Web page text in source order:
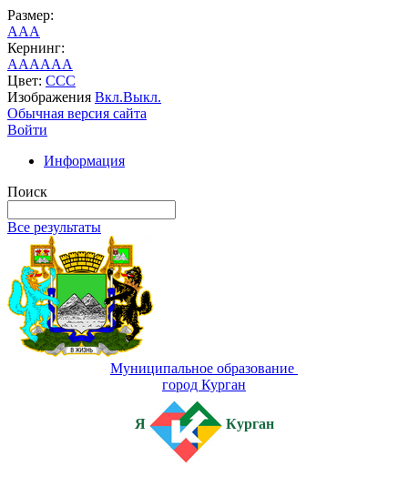
Размер:
AAA
Кернинг:
AAAAAA
Цвет: CCC
Изображения Вкл.Выкл.
Обычная версия сайта
Войти
Информация
Поиск
Все результаты
Муниципальное образование
город Курган
Я Курган